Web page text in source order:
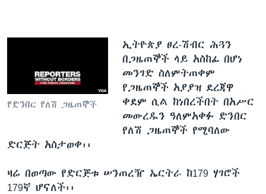
የድንበር የለሽ ጋዜጠኞች
ኢትዮጵያ ፀረ-ሽብር ሕጓን
በጋዜጠኞች ላይ አስከፊ በሆነ
መንገድ ስለምትጠቀም
የጋዜጠኞች አያያዝ ደረጃዋ
ቀደም ሲል ከነበረችበት በአሥር
መውረዱን ዓለምአቀፉ ድንበር
የለሽ ጋዜጠኞች የሚባለው
ድርጅት አስታወቀ፡፡
ዛሬ በወጣው የድርጅቱ ሠንጠረዥ ኤርትራ ከ179 ሃገሮች
179ኛ ሆናለች፡፡